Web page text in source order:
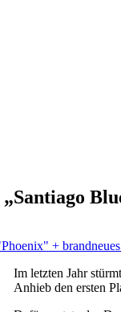
Im letzten Jahr
Anhieb den ersten